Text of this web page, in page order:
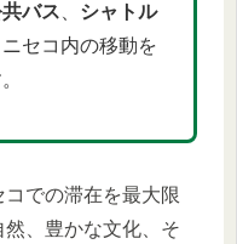
バス
シャトル
セコ内の移動を
での滞在を最大限
、豊かな文化、そ